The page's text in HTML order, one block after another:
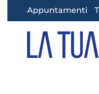
Skip to main
Appuntamenti